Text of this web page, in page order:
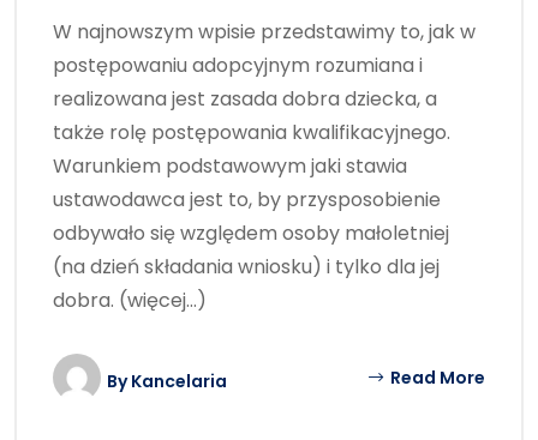
W najnowszym wpisie przedstawimy to, jak w
postępowaniu adopcyjnym rozumiana i
realizowana jest zasada dobra dziecka, a
także rolę postępowania kwalifikacyjnego.
Warunkiem podstawowym jaki stawia
ustawodawca jest to, by przysposobienie
odbywało się względem osoby małoletniej
(na dzień składania wniosku) i tylko dla jej
dobra. (więcej…)
ByKancelaria Read More